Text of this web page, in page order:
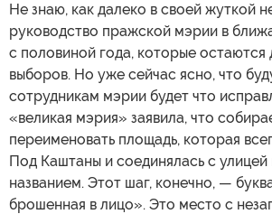
Не знаю, как далеко в своей жуткой
руководство пражской мэрии в
с половиной года, которые остаются
выборов. Но уже сейчас ясно, что
сотрудникам мэрии будет что
«великая мэрия» заявила, что
переименовать площадь, которая
Под Каштаны и соединялась с
названием. Этот шаг, конечно, —
брошенная в лицо». Это место с